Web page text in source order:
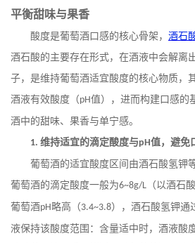
平衡甜味与果香
酸度是葡萄酒口感的核心骨架， 酒石
酒石酸的主要存在形式，在酒液中会解离
子，是维持葡萄酒适宜酸度的核心物质，
酒液有效酸度（pH值），进而构建口感的
酒中的甜味、果香与单宁感。
1. 维持适宜的滴定酸度与pH值，避免
葡萄酒的适宜酸度区间由酒石酸氢钾
葡萄酒的滴定酸度一般为6~8g/L （以酒石
葡萄酒pH略高（3.4~3.8），酒石酸氢钾通
液保持该酸度范围：含量适中时，酒液酸